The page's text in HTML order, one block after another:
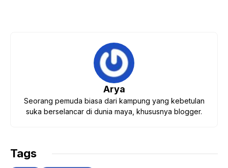
Arya
Seorang pemuda biasa dari kampung yang kebetulan
suka berselancar di dunia maya, khususnya blogger.
Tags